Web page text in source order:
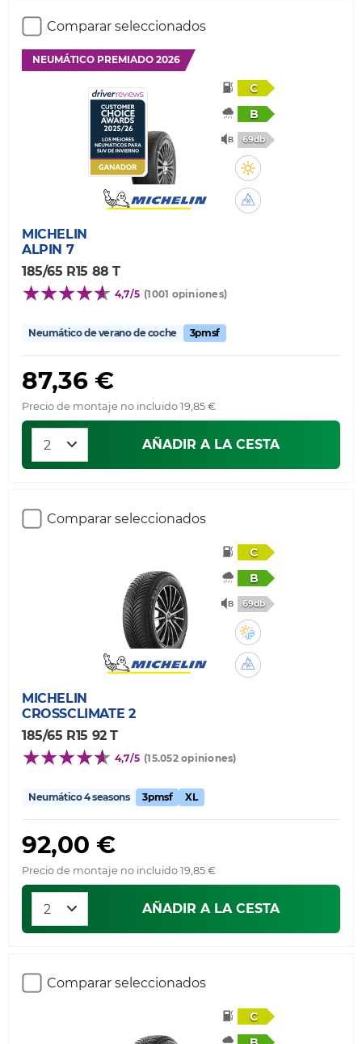
Comparar seleccionados
NEUMÁTICO PREMIADO 2026
C
B
69db
MICHELIN
ALPIN 7
185/65 R15 88 T
4,7/5 (1001 opiniones)
Neumático de verano de coche 3pmsf
87,36 €
Precio de montaje no incluido 19,85 €
AÑADIR A LA CESTA
Comparar seleccionados
C
B
69db
MICHELIN
CROSSCLIMATE 2
185/65 R15 92 T
4,7/5 (15.052 opiniones)
Neumático 4 seasons 3pmsf XL
92,00 €
Precio de montaje no incluido 19,85 €
AÑADIR A LA CESTA
Comparar seleccionados
C